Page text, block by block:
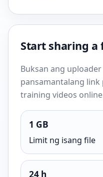
Start sharing a
Buksan ang
pansamantalang link
training videos
1 GB
Limit ng isang file
24 h